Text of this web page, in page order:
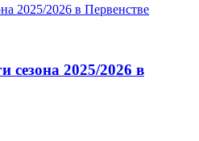
2025/2026 в Первенстве
сезона 2025/2026 в